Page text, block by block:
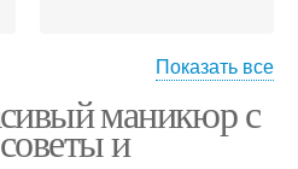
Творческие идеи
Показать все
маникюр с
и